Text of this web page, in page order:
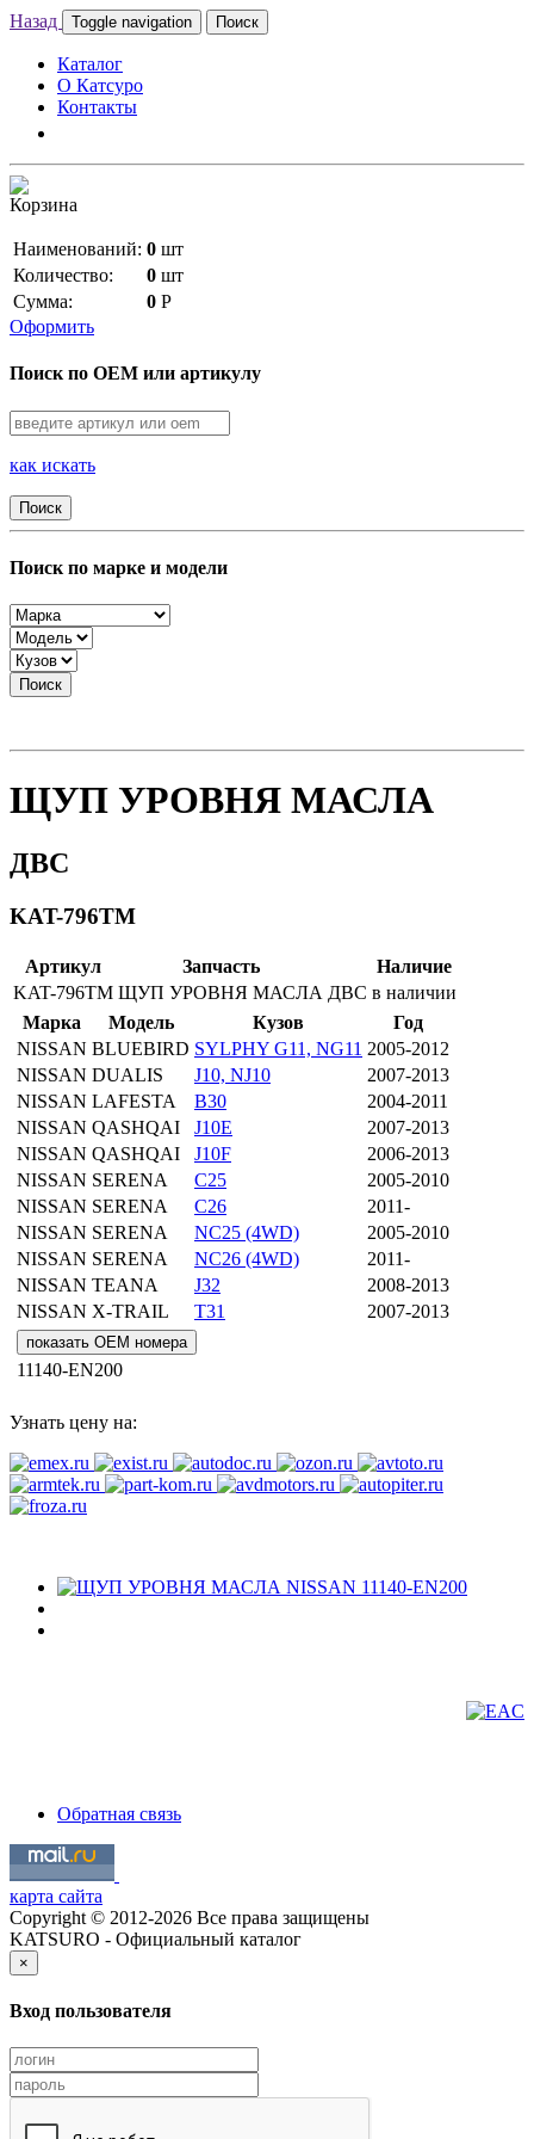
Назад Toggle navigation Поиск
Каталог
О Катсуро
Контакты
Корзина
Наименований: 0 шт
Количество:
0 шт
Сумма:
0 Р
Оформить
Поиск по OEM или артикулу
как искать
Поиск
Поиск по марке и модели
Поиск
ЩУП УРОВНЯ МАСЛА
ДВС
KAT-796TM
Артикул Запчасть
Наличие
KAT-796TM ЩУП УРОВНЯ МАСЛА ДВС в наличии
Марка
Модель Кузов
Год
NISSAN BLUEBIRD SYLPHY G11, NG11 2005-2012
NISSAN DUALIS J10, NJ10
2007-2013
NISSAN LAFESTA B30
2004-2011
NISSAN QASHQAI J10E
2007-2013
NISSAN QASHQAI J10F
2006-2013
NISSAN SERENA C25
2005-2010
NISSAN SERENA C26
2011-
NISSAN SERENA NC25 (4WD)
2005-2010
NISSAN SERENA NC26 (4WD)
2011-
NISSAN TEANA J32
2008-2013
NISSAN X-TRAIL T31 2007-2013
показать OEM номера
11140-EN200
Узнать цену на:
Обратная связь
карта сайта
Copyright © 2012-2026 Все права защищены
KATSURO - Официальный каталог
×
Вход пользователя